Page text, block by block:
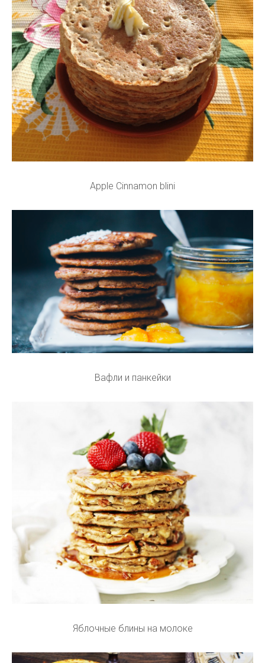
Apple Cinnamon blini
Вафли и панкейки
Яблочные блины на молоке